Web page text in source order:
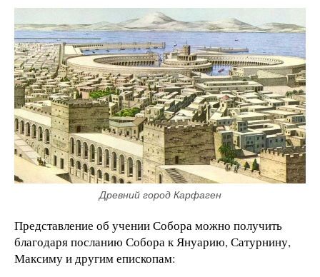
Древний город Карфаген
Представление об учении Собора можно получить
благодаря посланию Собора к Януарию, Сатурнину,
Максиму и другим епископам: